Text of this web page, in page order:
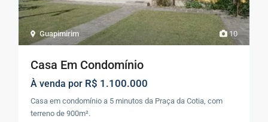
10
Guapimirim
Casa Em Condomínio
À venda por R$ 1.100.000
Casa em condomínio a 5 minutos da Praça da Cotia, com
terreno de 900m².